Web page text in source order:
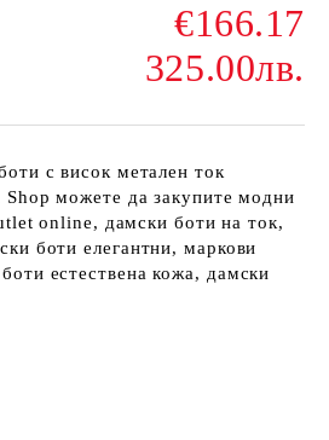
€166.17
325.00лв.
с висок метален ток
можете да закупите модни
online, дамски боти на ток,
боти елегантни, маркови
естествена кожа, дамски